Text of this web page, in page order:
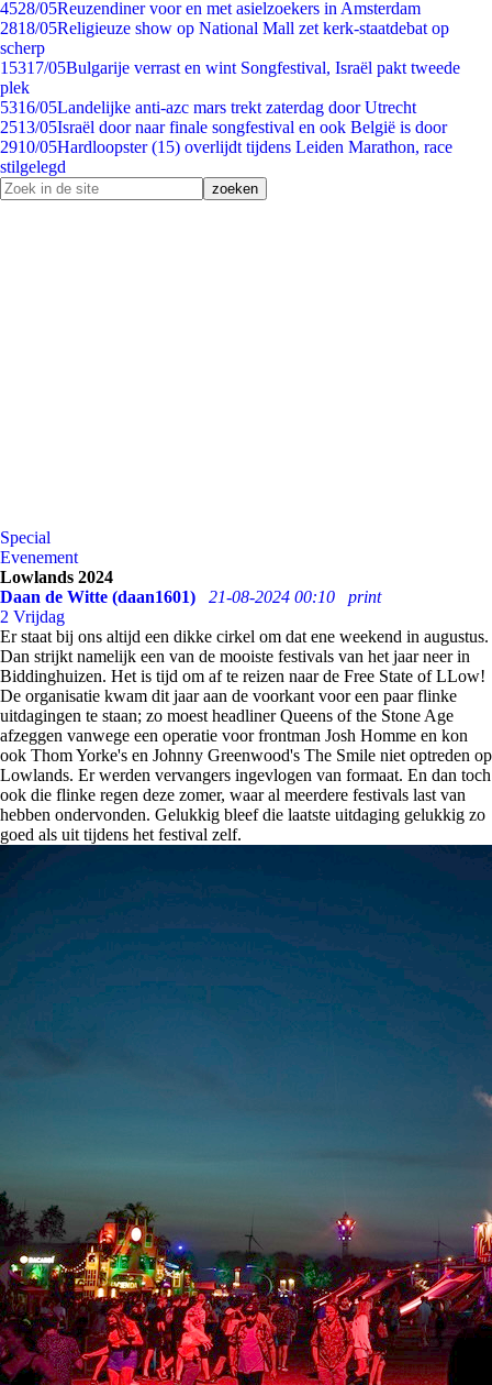
4528/05Reuzen­diner voor en met asielzoekers in Amsterdam
2818/05Religieuze show op National Mall zet kerk-staatdebat op
scherp
15317/05Bulgarije verrast en wint Songfestival, Israël pakt tweede
plek
5316/05Landelijke anti-azc mars trekt zaterdag door Utrecht
2513/05Israël door naar finale songfestival en ook België is door
2910/05Hardloopster (15) overlijdt tijdens Leiden Marathon, race
stilgelegd
Special
Evenement
Lowlands 2024
Daan de Witte (daan1601)
21-08-2024 00:10
print
2 Vrijdag
Er staat bij ons altijd een dikke cirkel om dat ene weekend in augustus.
Dan strijkt namelijk een van de mooiste festivals van het jaar neer in
Biddinghuizen. Het is tijd om af te reizen naar de Free State of LLow!
De organisatie kwam dit jaar aan de voorkant voor een paar flinke
uitdagingen te staan; zo moest headliner Queens of the Stone Age
afzeggen vanwege een operatie voor frontman Josh Homme en kon
ook Thom Yorke's en Johnny Greenwood's The Smile niet optreden op
Lowlands. Er werden vervangers ingevlogen van formaat. En dan toch
ook die flinke regen deze zomer, waar al meerdere festivals last van
hebben ondervonden. Gelukkig bleef die laatste uitdaging gelukkig zo
goed als uit tijdens het festival zelf.